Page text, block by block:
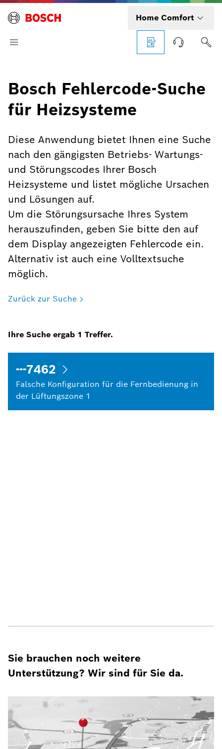
Home Comfort
Bosch Fehlercode-Suche
für Heizsysteme
Diese Anwendung bietet Ihnen eine Suche
nach den gängigsten Betriebs- Wartungs-
und Störungscodes Ihrer Bosch
Heizsysteme und listet mögliche Ursachen
und Lösungen auf.
Um die Störungsursache Ihres System
herauszufinden, geben Sie bitte den auf
dem Display angezeigten Fehlercode ein.
Alternativ ist auch eine Volltextsuche
möglich.
Zurück zur Suche
Ihre Suche ergab 1 Treffer.
---7462
Falsche Konfiguration für die Fernbedienung in
der Lüftungszone 1
Sie brauchen noch weitere
Unterstützung? Wir sind für Sie da.